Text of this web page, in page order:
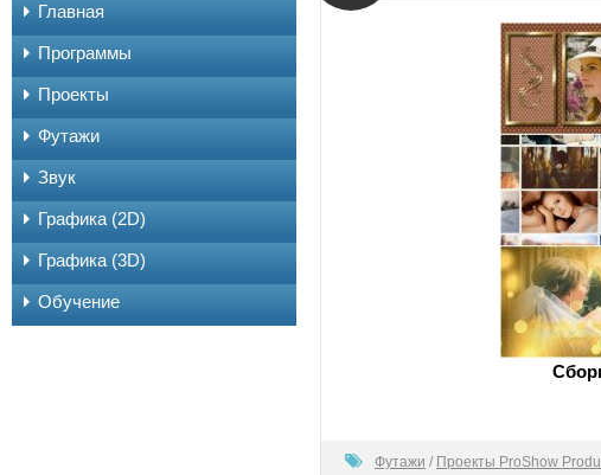
Футажи / Проекты ProShow
Главная
Программы
Проекты
Футажи
Звук
Графика (2D)
Графика (3D)
Обучение